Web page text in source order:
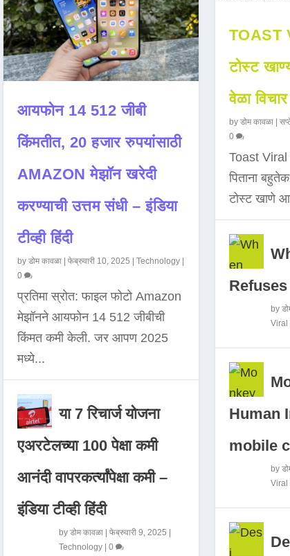
आयफोन 14 512 जीबी
किंमतीत, 20 हजार रुपयांसाठी
AMAZON मेझॉन खरेदी
करण्याची उत्तम संधी – इंडिया
टीव्ही हिंदी
by डोम कावळा| फेब्रुवारी 10, 2025 Technology|
0
प्रतिमा स्रोत: फाइल फोटो Amazon
मेझॉनने आयफोन 14 512 जीबीची
किंमत कमी केली. जर आपण 2025
मध्ये...
या 7 रिचार्ज योजना
एअरटेलच्या 100 पेक्षा कमी
आनंदी वापरकर्त्यांपेक्षा कमी –
इंडिया टीव्ही हिंदी
by डोम कावळा| फेब्रुवारी 9, 2025
Technology| 0
TOAST
टोस्ट
वेळा
by डोम कावळा|
0
Toast
पिताना बहुतेक
टोस्ट खाणे
by
Viral
Human
mobile
by
Viral